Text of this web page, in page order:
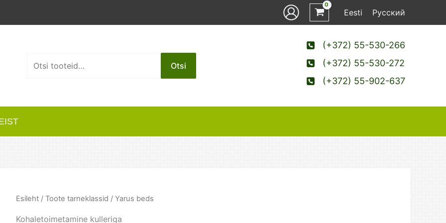
Eesti Русский
Otsi
(+372) 55-530-266
(+372) 55-530-272
(+372) 55-902-637
Esileht / Toote tarneklassid / Yarus beds
Kohaletoimetamine kulleriga